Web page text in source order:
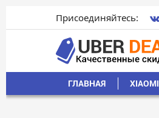
Присоединяйтесь:
ГЛАВНАЯ XIAOMI